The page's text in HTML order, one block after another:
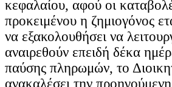
κεφαλαίου, αφού οι
προκειμένου η ζημιογόνος
να εξακολουθήσει να
αναιρεθούν επειδή δέκα
παύσης πληρωμών, το
ανακαλέσει την